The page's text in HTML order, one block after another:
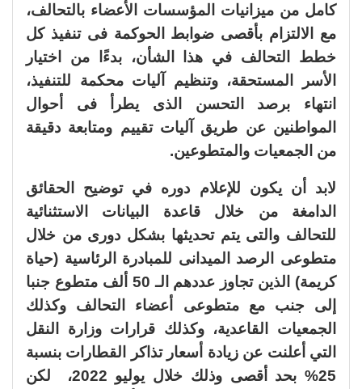
كامل من ميزانيات المؤسسات الأعضاء بالتحالف،
مع الالتزام بأقصى ضوابط الحوكمة فى تنفيذ كل
خطط التحالف في هذا الشأن، بدءًا من اختيار
الأسر المستحقة، وتنظيم آليات محكمة للتنفيذ،
انتهاء برصد التحسن الذى يطرأ فى أحوال
المواطنين عن طريق آليات تقييم ومتابعة دقيقة
من الجمعيات والمتطوعين.
لابد أن يكون للإعلام دوره في توضيح الحقائق
الدامغة من خلال قاعدة البيانات الاستثنائية
للتحالف والتى يتم تحديثها بشكل دورى من خلال
متطوعى الرصد الميدانى للمبادرة الرئاسية (حياة
كريمة) الذين تجاوز عددهم الـ 50 ألف متطوع جنبا
إلى جنب مع متطوعى أعضاء التحالف وكذلك
الجمعيات القاعدية، وكذلك قرارات وزارة النقل
التي أعلنت عن زيادة أسعار تذاكر القطارات بنسبة
25% بحد أقصى وذلك خلال يوليو 2022، لكن